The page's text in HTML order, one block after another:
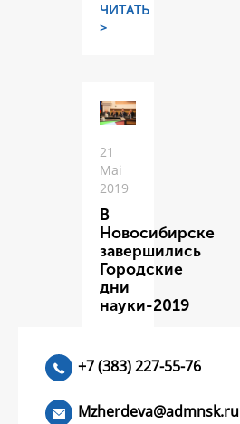
ЧИТАТЬ
>
21
Mai
2019
В
Новосибирске
завершились
Городские
дни
науки-2019
+7 (383) 227-55-76
Mzherdeva@admnsk.ru